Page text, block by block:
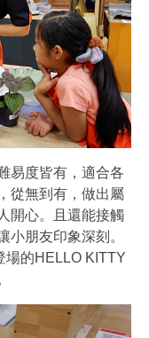
易度皆有，適合各
從無到有，做出屬
開心。且還能接觸
小朋友印象深刻。
場的HELLO KITTY